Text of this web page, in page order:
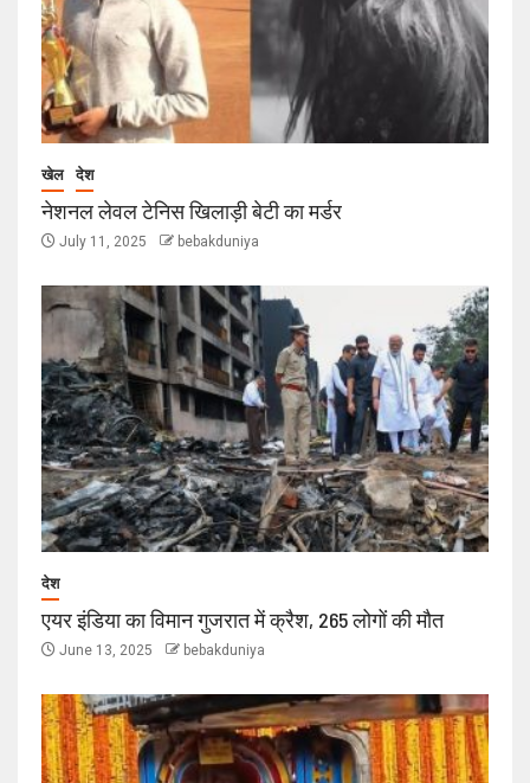
खेल देश
नेशनल लेवल टेनिस खिलाड़ी बेटी का मर्डर
July 11, 2025 bebakduniya
देश
एयर इंडिया का विमान गुजरात में क्रैश, 265 लोगों की मौत
June 13, 2025 bebakduniya